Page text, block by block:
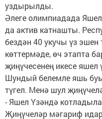
уздырылды.
Әлеге олимпиадада
да актив катнашты.
бездән 40 укучы үз
көттермәде, өч этапта
җиңүчесенең икесе
Шундый белемле яшь
түгел. Менә шул
- Яшел Үзәндә
Җиңүчеләр мәгариф